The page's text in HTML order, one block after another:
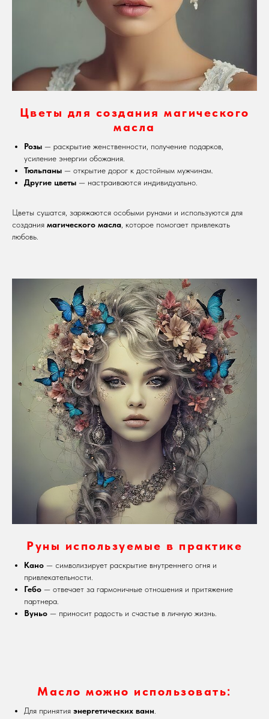
Цветы для создания магического
масла
Розы — раскрытие женственности, получение подарков,
усиление энергии обожания.
Тюльпаны — открытие дорог к достойным мужчинам.
Другие цветы — настраиваются индивидуально.
Цветы сушатся, заряжаются особыми рунами и используются для
создания магического масла , которое помогает привлекать
любовь.
Руны используемые в практике
Кано — символизирует раскрытие внутреннего огня и
привлекательности.
Гебо — отвечает за гармоничные отношения и притяжение
партнера.
Вуньо — приносит радость и счастье в личную жизнь.
Масло можно использовать:
Для принятия энергетических ванн